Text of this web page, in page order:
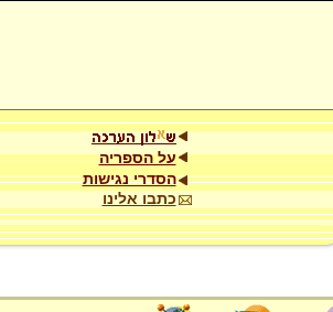
על הספריה
הסדרי נגישות
כתבו אלינו